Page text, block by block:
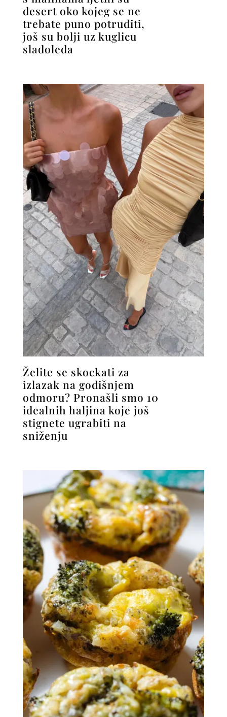
desert oko kojeg se ne
trebate puno potruditi,
još su bolji uz kuglicu
sladoleda
Želite se skockati za
izlazak na godišnjem
odmoru? Pronašli smo 10
idealnih haljina koje još
stignete ugrabiti na
sniženju